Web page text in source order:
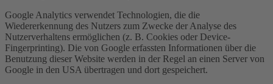
Google Analytics verwendet Technologien, die die
Wiedererkennung des Nutzers zum Zwecke der Analyse des
Nutzerverhaltens ermöglichen (z. B. Cookies oder Device-
Fingerprinting). Die von Google erfassten Informationen über die
Benutzung dieser Website werden in der Regel an einen Server von
Google in den USA übertragen und dort gespeichert.